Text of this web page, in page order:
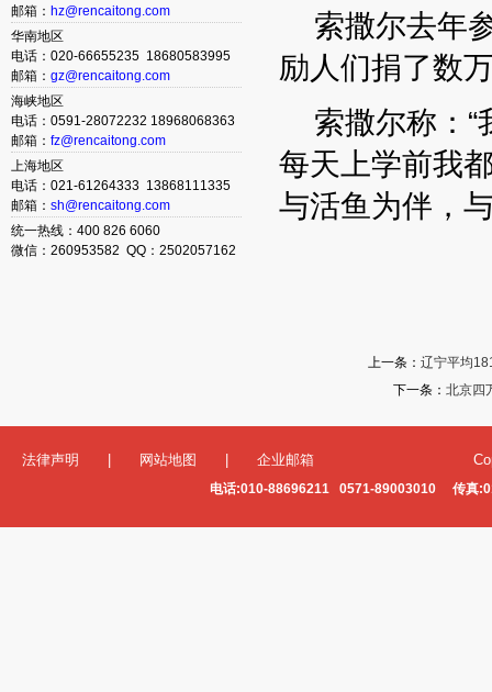
邮箱： hz@rencaitong.com
华南地区
电话：020-66655235 18680583995
邮箱： gz@rencaitong.com
海峡地区
电话：0591-28072232 18968068363
邮箱： fz@rencaitong.com
上海地区
电话：021-61264333 13868111335
邮箱： sh@rencaitong.com
统一热线：400 826 6060
微信：260953582 QQ：2502057162
索撒尔去年
励人们捐了数
索撒尔称：“
每天上学前我
与活鱼为伴，
上一条： 辽宁平均
下一条： 北京四
法律声明 网站地图 企业邮箱
电话:010-88696211 0571-89003010 传